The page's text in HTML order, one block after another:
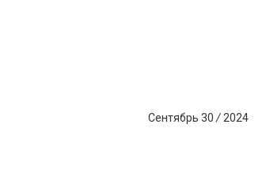
Сентябрь 30 / 2024